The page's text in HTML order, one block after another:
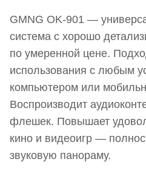
GMNG OK-901 —
система с хорошо
по умеренной цене.
использования с любым
компьютером или
Воспроизводит
флешек. Повышает
кино и видеоигр —
звуковую панораму.